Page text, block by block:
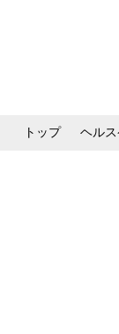
トップ ヘル